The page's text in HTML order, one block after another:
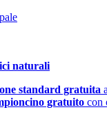
naturali
standard gratuita
gratuito con